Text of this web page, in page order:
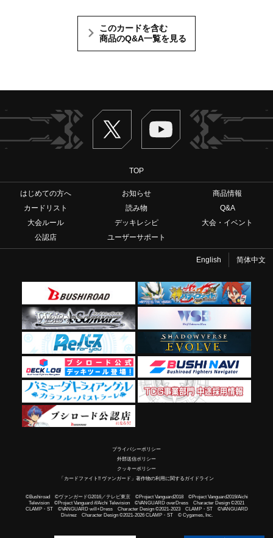
このカードを含む
商品のQ&A一覧を見る
Twitter ヴァンガードch
TOP
はじめての方へ お知らせ
商品情報
カードリスト
読み物
Q&A
大会ルール
デッキレシピ
大会・イベント
公認店
ユーザーサポート
English 简体中文
プライバシーポリシー
外部送信ポリシー
クッキーポリシー
「カードファイト!! ヴァンガード」著作物の利用に関するガイドライン
©Bushiroad ©ヴァンガードG2016／テレビ東京 ©Project Vanguard2018 ©Project Vanguard2019/Aichi
Television ©Project Vanguard if/Aichi Television ©VANGUARD overDress Character Design ©2021
CLAMP・ST ©VANGUARD will+Dress Character Design ©2021-2023 CLAMP・ST ©VANGUARD
Divinez Character Design ©2021-2026 CLAMP・ST © Cygames, Inc.